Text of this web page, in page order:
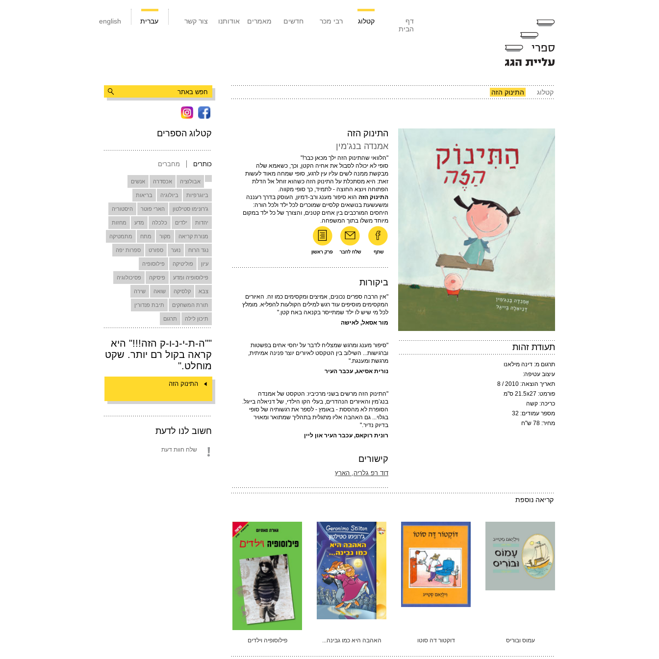
english עברית צור קשר אודותנו מאמרים חדשים רבי מכר קטלוג
דף
הבית
קטלוג הספרים
כותרים מחברים
אבולוציה אכסדרה אנשים
ביוגרפיות ביולוגיה בריאות
ג'רונימו סטילטון הארי פוטר היסטוריה
יהדות ילדים כלכלה מדע מחזות
מנורת קריאה מקור מתח מתמטיקה
נגד הרוח נוער ספורט ספרות יפה
עיון פוליטיקה פילוסופיה
פילוסופיה ומדע פיסיקה פסיכולוגיה
צבא קלסיקה שואה שירה
תורת המשחקים תיבת פנדורין
תיכון לילה תרגום
""ה-ת-י-נ-ו-ק הזה!!!" היא
קראה בקול רם יותר. שקט
מוחלט."
התינוק הזה
חשוב לנו לדעת
שלח חוות דעת
קטלוג התינוק הזה
תעודת זהות
תרגום מ: דינה מילאנו
עיצוב עטיפה:
תאריך הוצאה: 2010 / 8
פורמט: 21.5x27 ס"מ
כריכה: קשה
מספר עמודים: 32
מחיר: 78 ש"ח
התינוק הזה
אמנדה בנג’מין
"הלוואי שהתינוק הזה ילך מכאן כבר!"
סופי לא יכולה לסבול את אחיה הקטן, וכך, כשאמא שלה
מבקשת ממנה לשים עליו עין לרגע, סופי שמחה מאוד לעשות
זאת: היא מסתכלת על התינוק הזה כשהוא זוחל אל הדלת
הפתוחה ויוצא החוצה - לתמיד, כך סופי מקווה.
התינוק הזה הוא סיפור מענג ורב-דמיון, העוסק בדרך רעננה
ומשעשעת בנושאים קלסיים שמוכרים לכל ילד ולכל הורה:
היחסים המורכבים בין אחים קטנים, והצורך של כל ילד במקום
מיוחד משלו בתוך המשפחה.
ביקורות
"אין הרבה ספרים נכונים, אמיצים ומקסימים כמו זה. האיורים
המקסימים מוסיפים עוד רגש למילים הקולעות להפליא. מומלץ
לכל מי שיש לו ילד שמתייסר בקנאה באח קטן."
מור אסאל, לאישה
"סיפור מענג ומרגש שמצליח לדבר על יחסי אחים בפשטות
וברגישות... השילוב בין הטקסט לאיורים יוצר פנינה אמיתית,
מרגשת ומענגת."
נורית אסיאג, עכבר העיר
"התינוק הזה מרשים בשני מרכיביו: הטקסט של אמנדה
בנג’מין והאיורים הנהדרים, בעלי הקו הילדי, של דניאלה בייגל.
הסופרת לא מהססת - באומץ - לספר את רגשותיה של סופי
בגלוי... גם האהבה אליו מתגלית בתהליך שמתואר ומאויר
בדיוק נדיר."
רונית רוקאס, עכבר העיר און ליין
קישורים
דוד רפ גלריה, הארץ
קריאה נוספת
עמוס ובוריס דוקטור דה סוטו האהבה היא כמו גבינה... פילוסופיה וילדים